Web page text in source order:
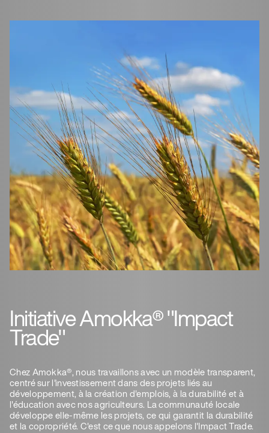
Initiative Amokka® "Impact
Trade"
Chez Amokka®, nous travaillons avec un modèle transparent,
centré sur l'investissement dans des projets liés au
développement, à la création d'emplois, à la durabilité et à
l'éducation avec nos agriculteurs. La communauté locale
développe elle-même les projets, ce qui garantit la durabilité
et la copropriété. C'est ce que nous appelons l'Impact Trade.